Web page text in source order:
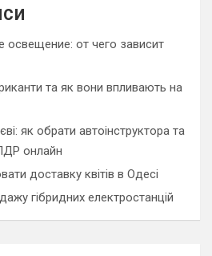
от чего зависит
та як вони впливають на
як обрати автоінструктора та
онлайн
доставку квітів в Одесі
гібридних електростанцій